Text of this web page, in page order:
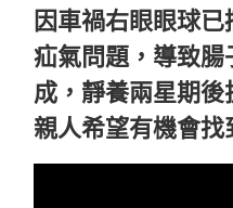
因車禍右眼眼球
疝氣問題，導致
成，靜養兩星期
親人希望有機會找